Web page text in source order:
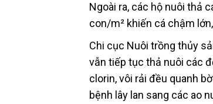
Ngoài ra, các hộ nuôi thả
con/m² khiến cá chậm
Chi cục Nuôi trồng thủy
vẫn tiếp tục thả nuôi các
clorin, vôi rải đều quanh
bệnh lây lan sang các ao